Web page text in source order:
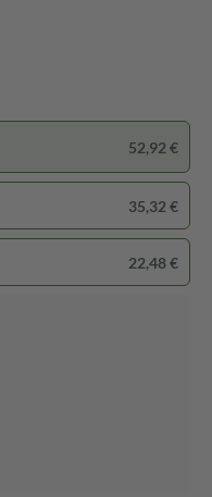
52,92 €
35,32 €
22,48 €